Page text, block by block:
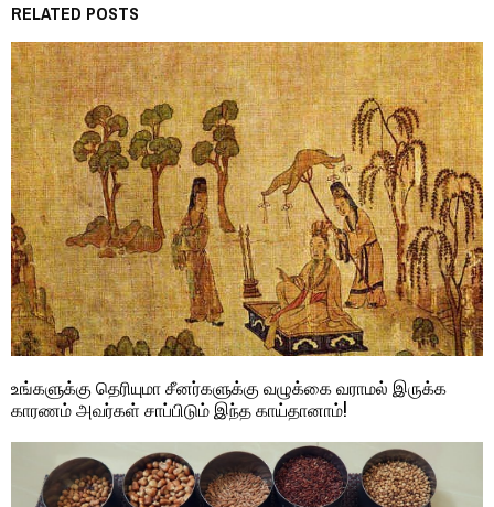
RELATED POSTS
உங்களுக்கு தெரியுமா சீனர்களுக்கு வழுக்கை வராமல் இருக்க
காரணம் அவர்கள் சாப்பிடும் இந்த காய்தானாம்!